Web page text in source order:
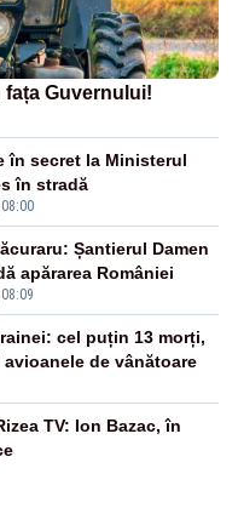
fața Guvernului!
în secret la Ministerul
în stradă
Șantierul Damen
apărarea României
cel puțin 13 morți,
de vânătoare
TV: Ion Bazac, în